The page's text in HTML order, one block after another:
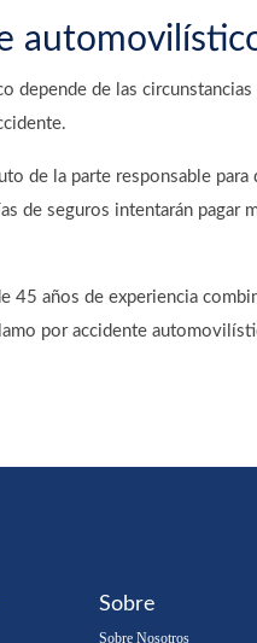
depende de las circunstancias
de la parte responsable para
de seguros intentarán pagar
45 años de experiencia
por accidente
Sobre
Sobre Nosotros